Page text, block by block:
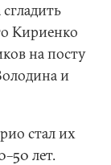
Кириенко
на посту
и
стал их
лет.